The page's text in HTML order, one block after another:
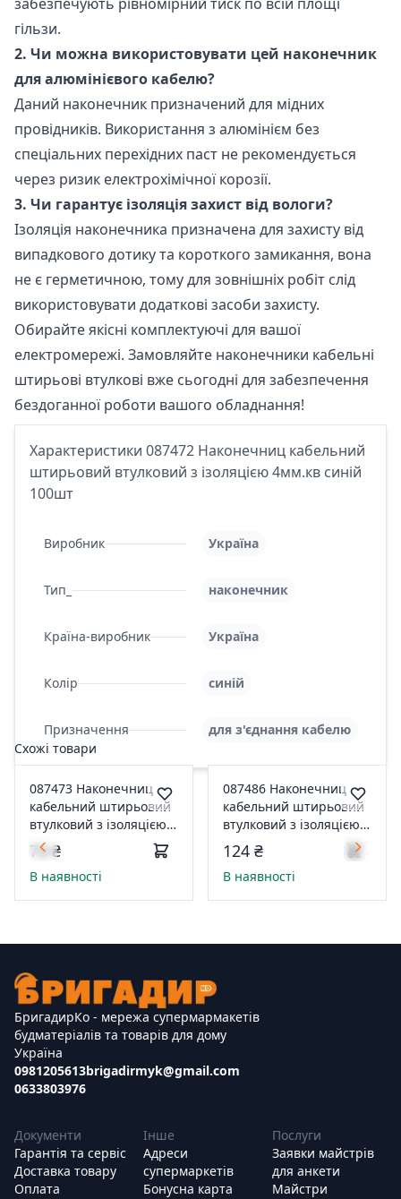
гільзи.
2. Чи можна використовувати цей наконечник
для алюмінієвого кабелю?
Даний наконечник призначений для мідних
провідників. Використання з алюмінієм без
спеціальних перехідних паст не рекомендується
через ризик електрохімічної корозії.
3. Чи гарантує ізоляція захист від вологи?
Ізоляція наконечника призначена для захисту від
випадкового дотику та короткого замикання, вона
не є герметичною, тому для зовнішніх робіт слід
використовувати додаткові засоби захисту.
Обирайте якісні комплектуючі для вашої
електромережі. Замовляйте наконечники кабельні
штирьові втулкові вже сьогодні для забезпечення
бездоганної роботи вашого обладнання!
Характеристики 087472 Наконечниц кабельний
штирьовий втулковий з ізоляцією 4мм.кв синій
100шт
Виробник Україна
Тип_ наконечник
Країна-виробник Україна
Колір синій
Призначення
для з'єднання кабелю
Схожі товари
087473 Наконечниц
кабельний штирьовий
втулковий з ізоляцією
4мм.кв чевроний
100шт
73 ₴
В наявності
087486 Наконечниц
кабельний штирьовий
втулковий з ізоляцією
6мм.кв синій 100шт
124 ₴
В наявності
БригадирКо - мережа супермармакетів
будматеріалів та товарів для дому
Україна
0981205613
0633803976
brigadirmyk@gmail.com
Документи
Гарантія та сервіс
Доставка товару
Оплата
Інше
Адреси
супермаркетів
Бонусна карта
Послуги
Заявки майстрів
для анкети
Майстри